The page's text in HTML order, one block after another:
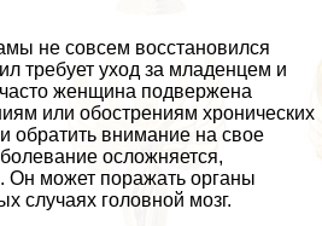
не совсем восстановился
требует уход за младенцем и
женщина подвержена
или обострениям хронических
обратить внимание на свое
осложняется,
Он может поражать органы
случаях головной мозг.